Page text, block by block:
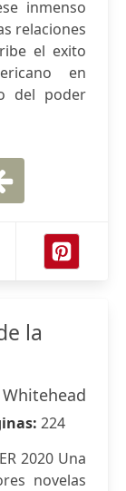
inmenso
relaciones
el exito
en
del poder
la
224
2020 Una
novelas